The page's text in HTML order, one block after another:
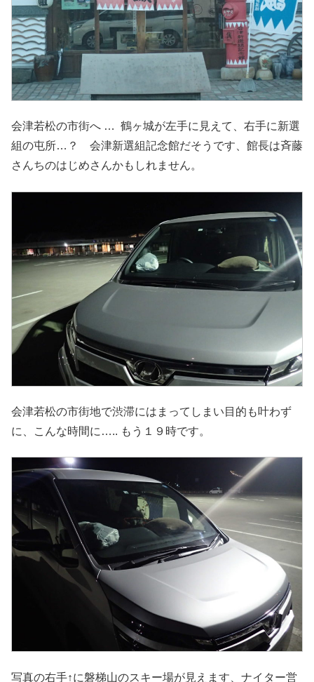
会津若松の市街へ … 鶴ヶ城が左手に見えて、右手に新選
組の屯所…？ 会津新選組記念館だそうです、館長は斉藤
さんちのはじめさんかもしれません。
会津若松の市街地で渋滞にはまってしまい目的も叶わず
に、こんな時間に….. もう１９時です。
写真の右手↑に磐梯山のスキー場が見えます、ナイター営